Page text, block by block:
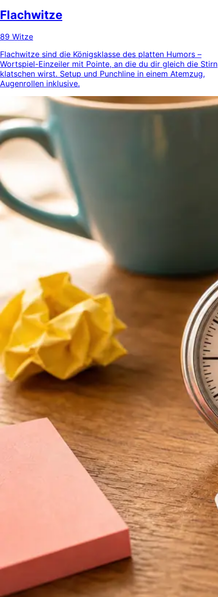
Flachwitze
89 Witze
Flachwitze sind die Königsklasse des platten Humors –
Wortspiel-Einzeiler mit Pointe, an die du dir gleich die Stirn
klatschen wirst. Setup und Punchline in einem Atemzug,
Augenrollen inklusive.